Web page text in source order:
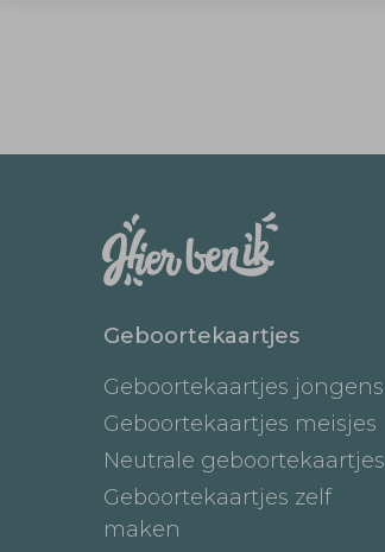
Geboortekaartjes
Geboortekaartjes jongens
Geboortekaartjes meisjes
Neutrale geboortekaartjes
Geboortekaartjes zelf
maken